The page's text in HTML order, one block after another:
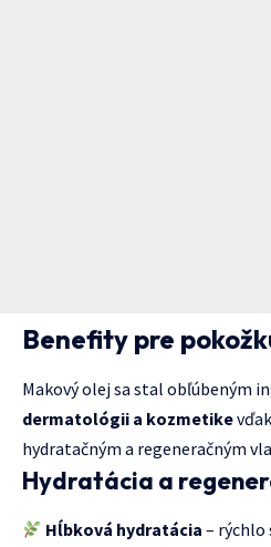
Benefity pre
Makový olej sa stal obľúbeným
dermatológii a kozmetike
hydratačným a regeneračným
Hydratácia a
Hĺbková hydratácia – rýchlo